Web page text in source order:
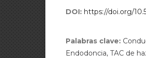
DOI: https://doi.org/
Palabras clave:
Endodoncia, TAC de